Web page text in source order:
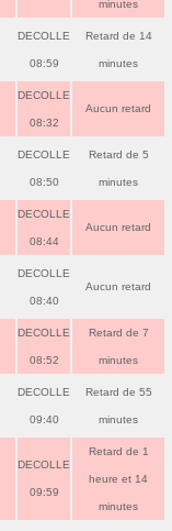
minutes
DECOLLE
08:59
Retard de 14
minutes
DECOLLE
08:32
Aucun retard
DECOLLE
08:50
Retard de 5
minutes
DECOLLE
08:44
Aucun retard
DECOLLE
08:40
Aucun retard
DECOLLE
08:52
Retard de 7
minutes
DECOLLE
09:40
Retard de 55
minutes
DECOLLE
09:59
Retard de 1
heure et 14
minutes